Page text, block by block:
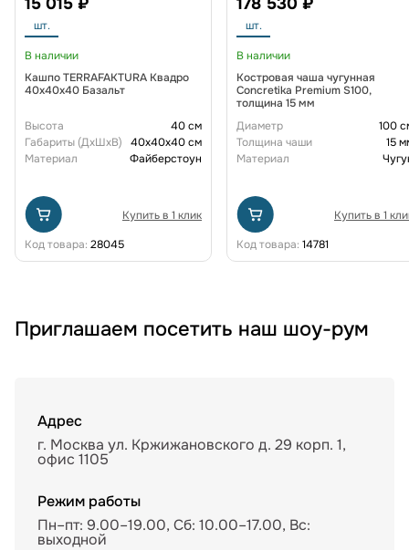
шт.
В наличии
Кашпо TERRAFAKTURA Квадро
40x40x40 Базальт
Высота
40 см
Габариты (ДxШxВ)
40x40x40 см
Материал
Файберстоун
Купить в 1 клик
Код товара: 28045
шт.
В наличии
Костровая чаша чугунная
Concretika Premium S100,
толщина 15 мм
Диаметр
100
Толщина чаши
15
Материал
Купить в 1
Код товара: 14781
Приглашаем посетить наш шоу-рум
Адрес
г. Москва ул. Кржижановского д. 29 корп. 1,
офис 1105
Режим работы
Пн–пт: 9.00–19.00, Сб: 10.00–17.00, Вс:
выходной